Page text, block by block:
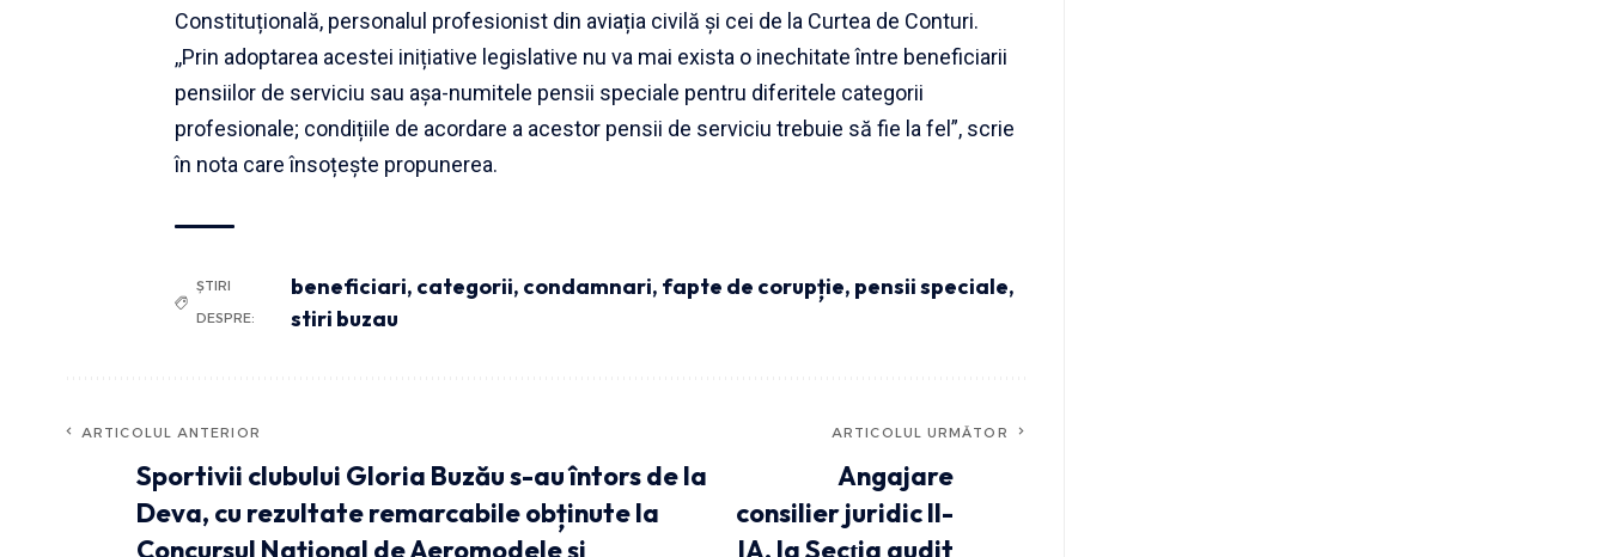
Constituțională, personalul profesionist din aviația civilă și cei de la Curtea de Conturi.
,,Prin adoptarea acestei inițiative legislative nu va mai exista o inechitate între beneficiarii
pensiilor de serviciu sau așa-numitele pensii speciale pentru diferitele categorii
profesionale; condițiile de acordare a acestor pensii de serviciu trebuie să fie la fel”, scrie
în nota care însoțește propunerea.
ȘTIRI
DESPRE:
beneficiari, categorii, condamnari, fapte de corupție, pensii speciale,
stiri buzau
ARTICOLUL ANTERIOR
Sportivii clubului Gloria Buzău s-au întors de la
Deva, cu rezultate remarcabile obținute la
Concursul Național de Aeromodele și
ARTICOLUL URMĂTOR
Angajare
consilier juridic II-
IA, la Secţia audit